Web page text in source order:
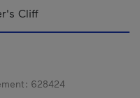
Cliff
: 628424